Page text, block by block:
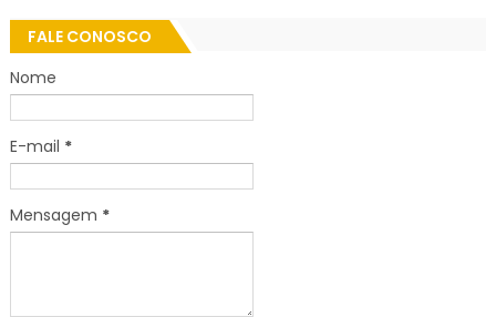
FALE CONOSCO
Nome
E-mail *
Mensagem *